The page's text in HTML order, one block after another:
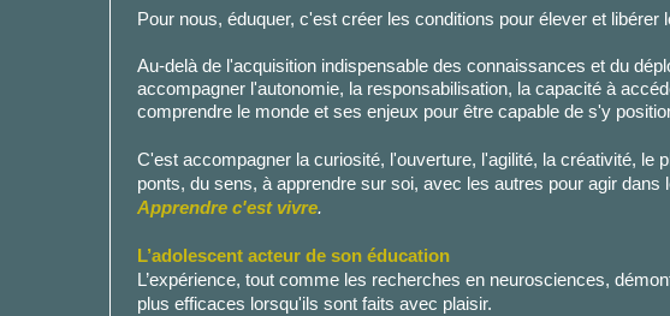
Pour nous, éduquer, c'est créer les conditions pour élever et libérer
Au-delà de l'acquisition indispensable des connaissances et du
accompagner l'autonomie, la responsabilisation, la capacité à
comprendre le monde et ses enjeux pour être capable de s'y
C'est accompagner la curiosité, l'ouverture, l'agilité, la créativité, le
ponts, du sens, à apprendre sur soi, avec les autres pour agir dans
Apprendre c'est vivre.
L’adolescent acteur de son éducation
L’expérience, tout comme les recherches en neurosciences,
plus efficaces lorsqu'ils sont faits avec plaisir.